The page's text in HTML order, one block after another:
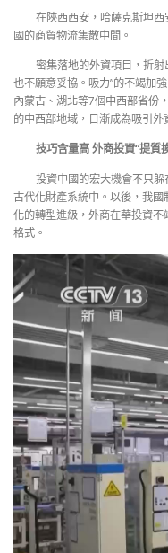
在陜西西安，哈薩克斯坦
國的商貿物流集散中間。
密集落地的外資項目，折射
也不願意妥協。吸力”的不竭加
內蒙古、湖北等7個中西部省份
的中西部地域，日漸成為吸引外
技巧含量高 外商投資“提質
投資中國的宏大機會不只
古代化財產系統中。以後，我國
化的轉型進級，外商在華投資
格式。